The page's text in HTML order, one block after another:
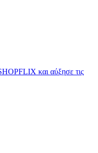
και αύξησε τις